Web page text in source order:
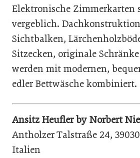
Elektronische Zimmerkarten
vergeblich.
Sichtbalken,
Sitzecken, originale
werden mit modernen,
edler Bettwäsche kombiniert.
Ansitz Heufler by Norbert
Antholzer Talstraße 24,
Italien